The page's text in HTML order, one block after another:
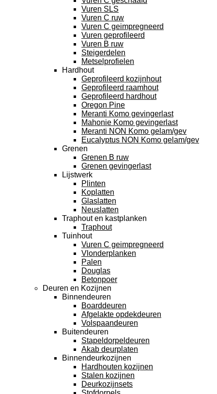
Vuren SLS
Vuren C ruw
Vuren C geimpregneerd
Vuren geprofileerd
Vuren B ruw
Steigerdelen
Metselprofielen
Hardhout
Geprofileerd kozijnhout
Geprofileerd raamhout
Geprofileerd hardhout
Oregon Pine
Meranti Komo gevingerlast
Mahonie Komo gevingerlast
Meranti NON Komo gelam/gev
Eucalyptus NON Komo gelam/gev
Grenen
Grenen B ruw
Grenen gevingerlast
Lijstwerk
Plinten
Koplatten
Glaslatten
Neuslatten
Traphout en kastplanken
Traphout
Tuinhout
Vuren C geimpregneerd
Vlonderplanken
Palen
Douglas
Betonpoer
Deuren en Kozijnen
Binnendeuren
Boarddeuren
Afgelakte opdekdeuren
Volspaandeuren
Buitendeuren
Stapeldorpeldeuren
Akab deurplaten
Binnendeurkozijnen
Hardhouten kozijnen
Stalen kozijnen
Deurkozijnsets